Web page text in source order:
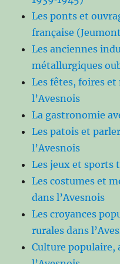
Les ponts et
française
Les anciennes
métallurgiques
Les fêtes, foires
l’Avesnois
La gastronomie
Les patois et
l’Avesnois
Les jeux et sports
Les costumes et
dans l’Avesnois
Les croyances
rurales dans
Culture populaire,